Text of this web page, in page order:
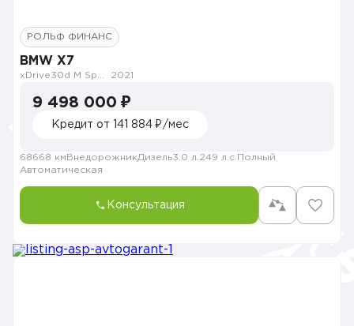
РОЛЬФ ФИНАНС
BMW X7
2021
9 498 000 ₽
Кредит от 141 884 ₽/мес
68668 км ВнедорожникДизель3.0 л. 249 л.с. Полный
Автоматическая
Консультация